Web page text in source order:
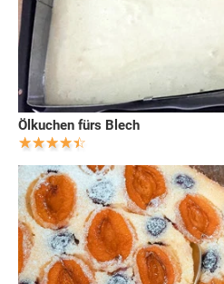
Ölkuchen fürs Blech